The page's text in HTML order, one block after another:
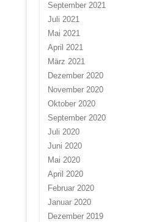
September 2021
Juli 2021
Mai 2021
April 2021
März 2021
Dezember 2020
November 2020
Oktober 2020
September 2020
Juli 2020
Juni 2020
Mai 2020
April 2020
Februar 2020
Januar 2020
Dezember 2019